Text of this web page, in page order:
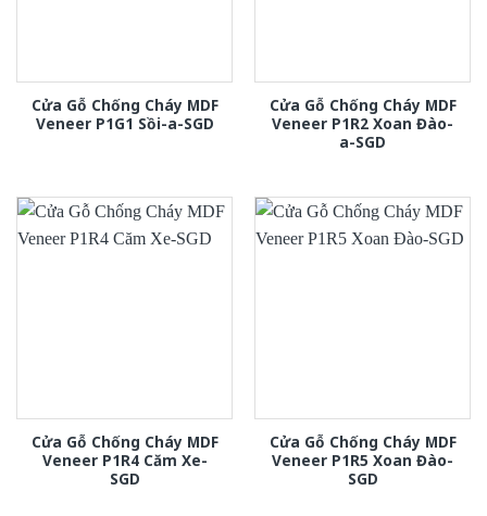
Cửa Gỗ Chống Cháy MDF
Veneer P1G1 Sồi-a-SGD
Cửa Gỗ Chống Cháy MDF
Veneer P1R2 Xoan Đào-
a-SGD
Cửa Gỗ Chống Cháy MDF
Veneer P1R4 Căm Xe-
SGD
Cửa Gỗ Chống Cháy MDF
Veneer P1R5 Xoan Đào-
SGD